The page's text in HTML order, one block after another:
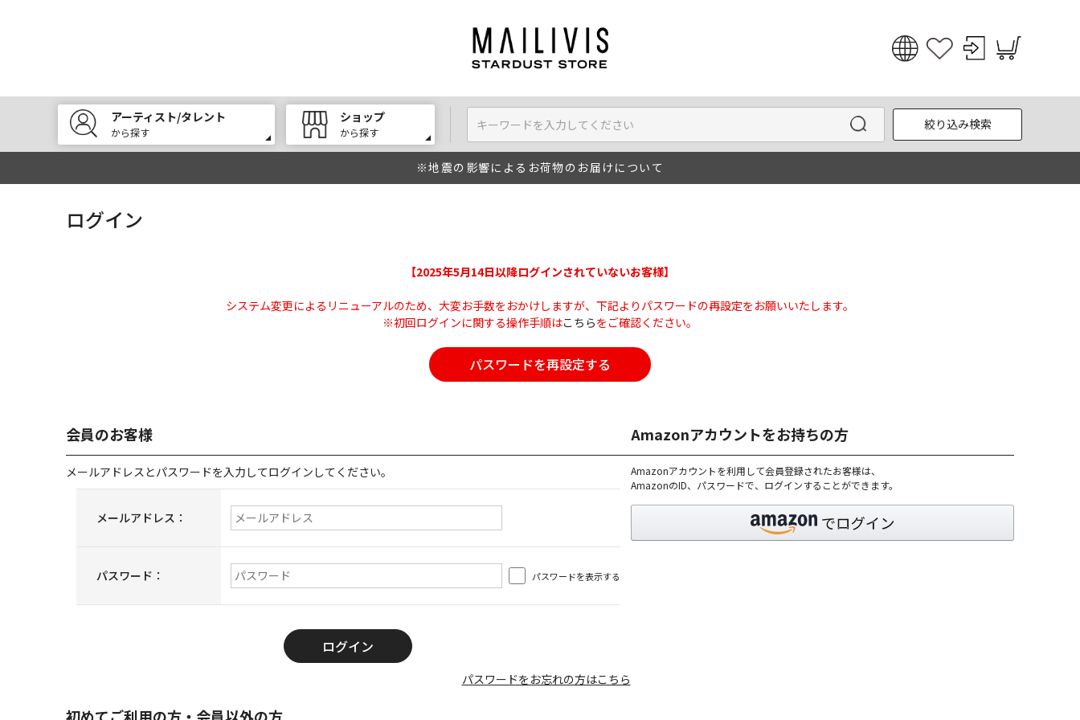
English
한국어
アーティスト/タレント
から探す
ショップ
から探す
絞り込み検索
※地震の影響によるお荷物のお届けについて
ログイン
【2025年5月14日以降ログインされていないお客様】
システム変更によるリニューアルのため、大変お手数をおかけしますが、下記よりパスワードの再設定をお願いいたします。
※初回ログインに関する操作手順はこちらをご確認ください。
パスワードを再設定する
会員のお客様
メールアドレスとパスワードを入力してログインしてください。
メールアドレス：
パスワード： パスワードを表示する
パスワードをお忘れの方はこちら
Amazonアカウントをお持ちの方
Amazonアカウントを利用して会員登録されたお客様は、
AmazonのID、パスワードで、ログインすることができます。